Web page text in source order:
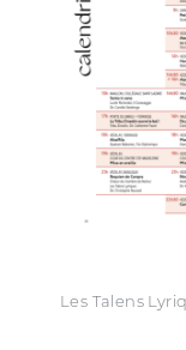
Les Talens